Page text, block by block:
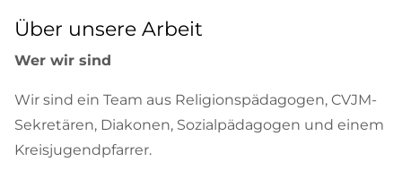
Über unsere Arbeit
Wer wir sind
Wir sind ein Team aus Religionspädagogen, CVJM-
Sekretären, Diakonen, Sozialpädagogen und einem
Kreisjugendpfarrer.